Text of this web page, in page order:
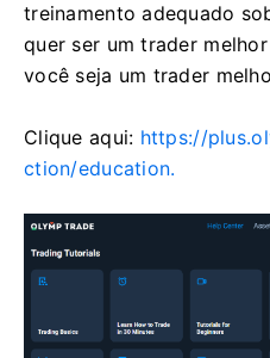
treinamento adequado
quer ser um trader
você seja um trader
Clique aqui: https://
ction/education.